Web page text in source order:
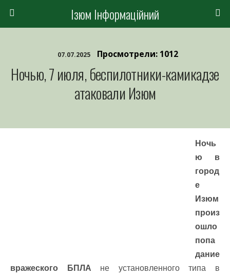
Ізюм Інформаційний
07.07.2025 Просмотрели: 1012
Ночью, 7 июля, беспилотники-камикадзе
атаковали Изюм
Ночь
ю в
город
е
Изюм
произ
ошло
попа
дание
вражеского БПЛА не установленного типа в